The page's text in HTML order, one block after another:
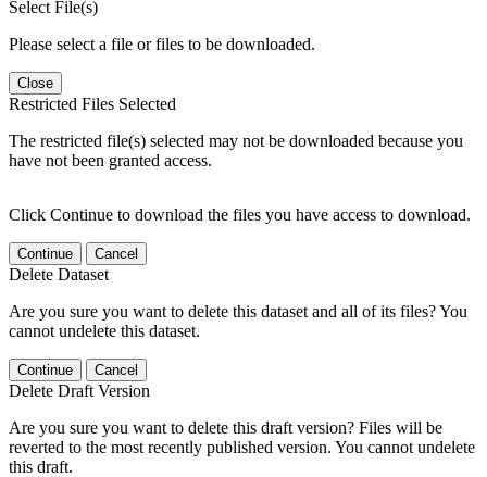
Select File(s)
Please select a file or files to be downloaded.
Close
Restricted Files Selected
The restricted file(s) selected may not be downloaded because you
have not been granted access.
Click Continue to download the files you have access to download.
Continue Cancel
Delete Dataset
Are you sure you want to delete this dataset and all of its files? You
cannot undelete this dataset.
Continue Cancel
Delete Draft Version
Are you sure you want to delete this draft version? Files will be
reverted to the most recently published version. You cannot undelete
this draft.